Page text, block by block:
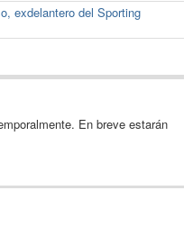
exdelantero del Sporting
En breve estarán